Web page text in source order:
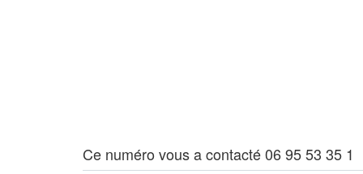
Ce numéro vous a contacté 06 95 53 35 1